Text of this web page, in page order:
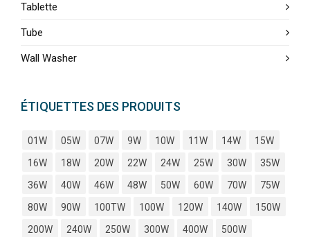
Tablette
Tube
Wall Washer
ÉTIQUETTES DES PRODUITS
01W 05W 07W 9W 10W 11W 14W
15W
16W
18W 20W 22W 24W 25W 30W
35W
36W
40W 46W 48W 50W 60W 70W
75W
80W
90W 100TW 100W 120W 140W
150W
200W
240W 250W 300W 400W
500W